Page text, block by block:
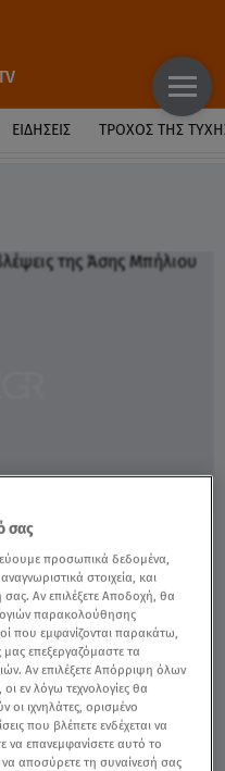
ΕΙΔΉΣΕΙΣ ΤΡΟΧΌΣ ΤΗΣ
της
ΑΣΗ ΜΠΗΛΙΟΥ
σας
προσωπικά δεδομένα,
στοιχεία, και
Αν επιλέξετε Αποδοχή, θα
παρακολούθησης
που εμφανίζονται παρακάτω,
μας επεξεργαζόμαστε τα
Αν επιλέξετε Απόρριψη όλων
εν λόγω τεχνολογίες θα
οι ιχνηλάτες, ορισμένο
που βλέπετε ενδέχεται να
να επανεμφανίσετε αυτό το
να αποσύρετε τη συναίνεσή σας